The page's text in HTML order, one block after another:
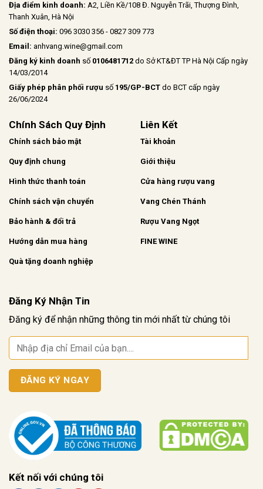
Địa điểm kinh doanh: A2, Liền Kề/108 Đ. Nguyễn Trãi, Thượng Đình,
Thanh Xuân, Hà Nội
Số điện thoại: 096 3030 356 - 0827 309 773
Email: anhvang.wine@gmail.com
Đăng ký kinh doanh số 0106481712 do Sở KT&ĐT TP Hà Nội Cấp ngày
14/03/2014
Giấy phép phân phối rượu số 195/GP-BCT do BCT cấp ngày
26/06/2024
Chính Sách Quy Định
Chính sách bảo mật
Quy định chung
Hình thức thanh toán
Chính sách vận chuyển
Bảo hành & đổi trả
Hướng dẫn mua hàng
Quà tặng doanh nghiệp
Liên Kết
Tài khoản
Giới thiệu
Cửa hàng rượu vang
Vang Chén Thánh
Rượu Vang Ngọt
FINE WINE
Đăng Ký Nhận Tin
Đăng ký để nhận những thông tin mới nhất từ chúng tôi
Kết nối với chúng tôi